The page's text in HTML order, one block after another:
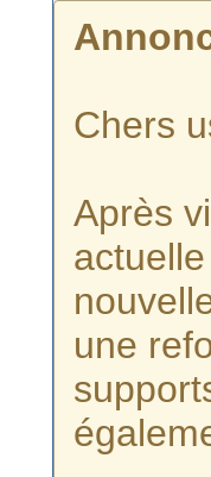
Chers
Après
une